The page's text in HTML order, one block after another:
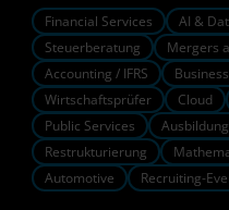
Financial Services AI &
Steuerberatung
Mergers
Accounting / IFRS
Wirtschaftsprüfer
Cloud
Public Services
Restrukturierung
Automotive
Recruiting-